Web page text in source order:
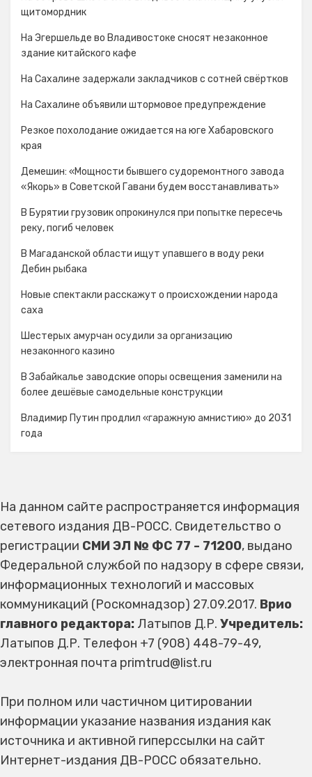
щитомордник
На Эгершельде во Владивостоке сносят незаконное
здание китайского кафе
На Сахалине задержали закладчиков с сотней свёртков
На Сахалине объявили штормовое предупреждение
Резкое похолодание ожидается на юге Хабаровского
края
Демешин: «Мощности бывшего судоремонтного завода
«Якорь» в Советской Гавани будем восстанавливать»
В Бурятии грузовик опрокинулся при попытке пересечь
реку, погиб человек
В Магаданской области ищут упавшего в воду реки
Дебин рыбака
Новые спектакли расскажут о происхождении народа
cаха
Шестерых амурчан осудили за организацию
незаконного казино
В Забайкалье заводские опоры освещения заменили на
более дешёвые самодельные конструкции
Владимир Путин продлил «гаражную амнистию» до 2031
года
На данном сайте распространяется информация
сетевого издания ДВ-РОСС. Свидетельство о
регистрации СМИ ЭЛ № ФС 77 - 71200, выдано
Федеральной службой по надзору в сфере связи,
информационных технологий и массовых
коммуникаций (Роскомнадзор) 27.09.2017. Врио
главного редактора: Латыпов Д.Р. Учредитель:
Латыпов Д.Р. Телефон +7 (908) 448-79-49,
электронная почта primtrud@list.ru
При полном или частичном цитировании
информации указание названия издания как
источника и активной гиперссылки на сайт
Интернет-издания ДВ-РОСС обязательно.